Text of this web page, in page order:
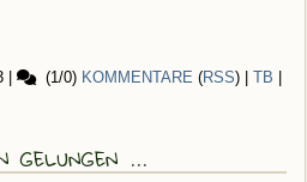
| (1/0) KOMMENTARE (RSS) | TB |
...